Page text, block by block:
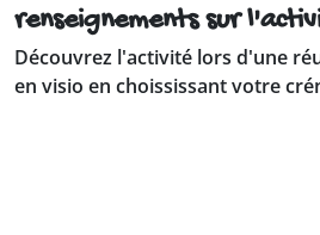
renseignements sur
Découvrez l'activité lors d'une
en visio en choississant votre